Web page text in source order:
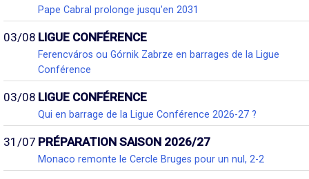
Pape Cabral prolonge jusqu'en 2031
03/08 LIGUE CONFÉRENCE
Ferencváros ou Górnik Zabrze en barrages de la Ligue
Conférence
03/08 LIGUE CONFÉRENCE
Qui en barrage de la Ligue Conférence 2026-27 ?
31/07 PRÉPARATION SAISON 2026/27
Monaco remonte le Cercle Bruges pour un nul, 2-2